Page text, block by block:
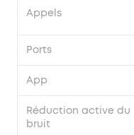
Appels
Ports
App
Réduction active du
bruit